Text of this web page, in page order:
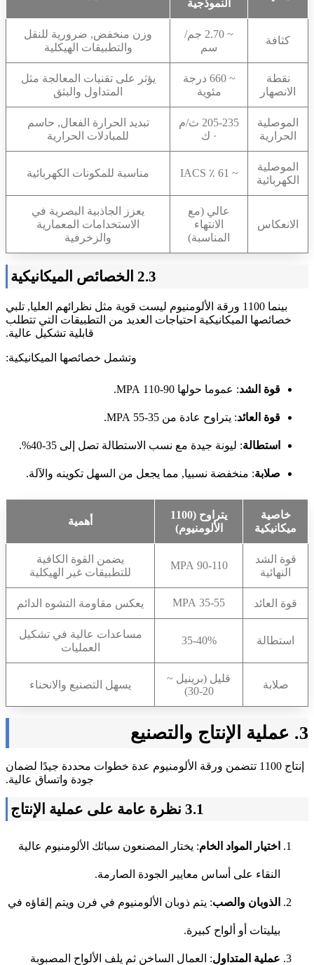
النموذجية
كثافة
~ 2.70 جم/
سم
وزن منخفض, ضرورية للنقل
والتطبيقات الهيكلية
نقطة
الانصهار
~ 660 درجة
مئوية
يؤثر على تقنيات المعالجة مثل
المتداول والبثق
الموصلية
الحرارية
205-235 ث/م
· ك
تبديد الحرارة الفعال, حاسم
للمبادلات الحرارية
الموصلية
الكهربائية
~ 61 ٪ IACS مناسبة للمكونات الكهربائية
الانعكاس
عالي (مع
الانتهاء
المناسبة)
يعزز الجاذبية البصرية في
الاستخدامات المعمارية
والزخرفية
2.3 الخصائص الميكانيكية
بينما 1100 ورقة الألومنيوم ليست قوية مثل نظرائهم العليا, تلبي
خصائصها الميكانيكية احتياجات العديد من التطبيقات التي تتطلب
قابلية تشكيل عالية.
وتشمل خصائصها الميكانيكية:
قوة الشد: عموما حولها 90-110 MPA.
قوة العائد: يتراوح عادة من 35-55 MPA.
استطالة: ليونة جيدة مع نسب الاستطالة تصل إلى 35-40%.
صلابة: منخفضة نسبيا, مما يجعل من السهل تكوينه والآلة.
خاصية
ميكانيكية
يتراوح (1100
الألومنيوم)
أهمية
قوة الشد
النهائية
90-110 MPA
يضمن القوة الكافية
للتطبيقات غير الهيكلية
قوة العائد 35-55 MPA يعكس مقاومة التشوه الدائم
استطالة 35-40%
مساعدات عالية في تشكيل
العمليات
صلابة
قليل (برينيل ~
20-30)
يسهل التصنيع والانحناء
3. عملية الإنتاج والتصنيع
إنتاج 1100 تتضمن ورقة الألومنيوم عدة خطوات محددة جيدًا لضمان
جودة واتساق عالية.
3.1 نظرة عامة على عملية الإنتاج
اختيار المواد الخام: يختار المصنعون سبائك الألومنيوم عالية
النقاء على أساس معايير الجودة الصارمة.
الذوبان والصب: يتم ذوبان الألومنيوم في فرن ويتم إلقاؤه في
بيليتات أو ألواح كبيرة.
عملية المتداول: العمال الساخن ثم يلف الألواح المصبوبة